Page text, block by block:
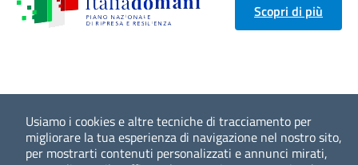
Usiamo i cookies e altre tecniche di tracciamento per
migliorare la tua esperienza di navigazione nel nostro sito,
per mostrarti contenuti personalizzati e annunci mirati,
Scopri di più